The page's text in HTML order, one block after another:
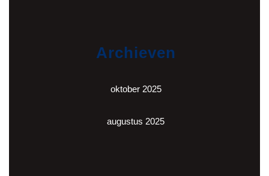
Archieven
oktober 2025
augustus 2025